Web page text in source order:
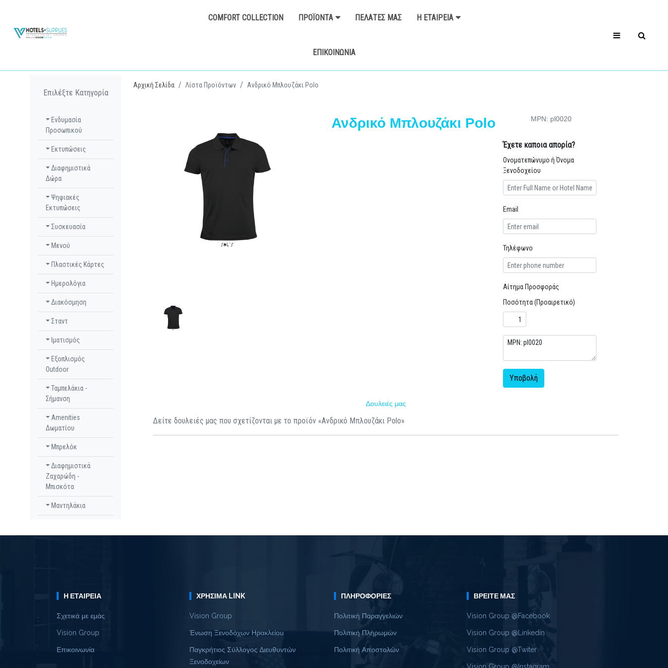
COMFORT COLLECTION ΠΡΟΪΌΝΤΑ ΠΕΛΆΤΕΣ ΜΑΣ Η ΕΤΑΙΡΕΊΑ
ΕΠΙΚΟΙΝΩΝΊΑ
Επιλέξτε Κατηγορία
Ενδυμασία
Προσωπικού
Εκτυπώσεις
Διαφημιστικά
Δώρα
Ψηφιακές
Εκτυπώσεις
Συσκευασία
Μενού
Πλαστικές Κάρτες
Ημερολόγια
Διακόσμηση
Σταντ
Ιματισμός
Εξοπλισμός
Outdoor
Ταμπελάκια -
Σήμανση
Amenities
Δωματίου
Μπρελόκ
Διαφημιστικά
Ζαχαρώδη -
Μπισκότα
Μαντηλάκια
Αρχική Σελίδα Λίστα Προϊόντων Ανδρικό Μπλουζάκι Polo
Ανδρικό Μπλουζάκι Polo MPN: pl0020
Έχετε καποια απορία?
Ονοματεπώνυμο ή Όνομα
Ξενοδοχείου
Email
Τηλέφωνο
Αίτημα Προσφοράς
Ποσότητα (Προαιρετικό)
Υποβολή
Δουλειές μας
Δείτε δουλειές μας που σχετίζονται με το προϊόν «Ανδρικό Μπλουζάκι Polo»
Η ΕΤΑΙΡΕΊΑ
Σχετικά με εμάς
Vision Group
Επικοινωνία
ΧΡΉΣΙΜΑ LINK
Vision Group
Ένωση Ξενοδόχων Ηρακλείου
Παγκρήτιος Σύλλογος Διευθυντών
Ξενοδοχείων
ΠΛΗΡΟΦΟΡΊΕΣ
Πολιτική Παραγγελιών
Πολιτική Πληρωμών
Πολιτική Αποστολών
ΒΡΕΊΤΕ ΜΑΣ
Vision Group @Facebook
Vision Group @Linkedin
Vision Group @Twiter